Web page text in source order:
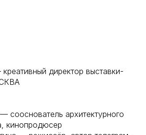
директор выставки-
сооснователь архитектурного
кинопродюсер